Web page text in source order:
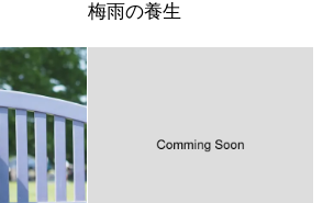
梅雨の養生